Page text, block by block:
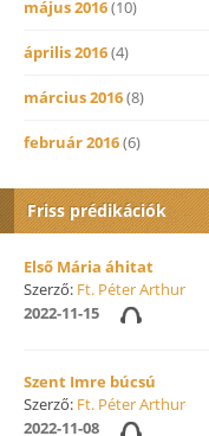
május 2016(10)
április 2016(4)
március 2016(8)
február 2016(6)
Friss prédikációk
Első Mária áhitat
Szerző: Ft. Péter Arthur
2022-11-15
Szent Imre búcsú
Szerző: Ft. Péter Arthur
2022-11-08